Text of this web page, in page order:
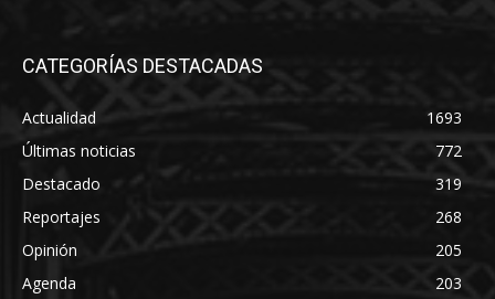
CATEGORÍAS DESTACADAS
Actualidad
1693
Últimas noticias
772
Destacado
319
Reportajes
268
Opinión
205
Agenda
203